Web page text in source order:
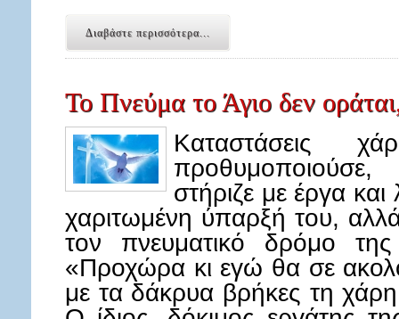
Διαβάστε περισσότερα...
Το Πνεύμα το Άγιο δεν
Καταστάσεις
στήριζε με έργα
χαριτωμένη ύπαρξή του,
τον πνευματικό δρόμο
«Προχώρα κι εγώ θα σε
με τα δάκρυα βρήκες τη